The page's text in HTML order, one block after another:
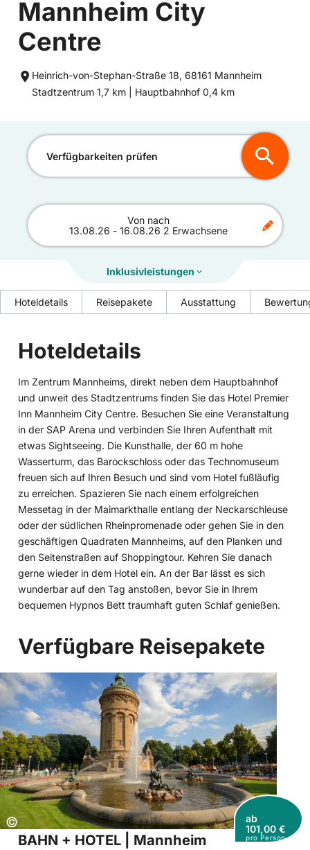
Mannheim City
Centre
Heinrich-von-Stephan-Straße 18, 68161 Mannheim
Entfernung
Stadtzentrum 1,7 km | Entfernung
Hauptbahnhof 0,4 km
Verfügbarkeiten prüfen
Von nach
13.08.26 - 16.08.26 2 Erwachsene
Inklusivleistungen
Hoteldetails Reisepakete Ausstattung
Hoteldetails
Im Zentrum Mannheims, direkt neben dem Hauptbahnhof
und unweit des Stadtzentrums finden Sie das Hotel Premier
Inn Mannheim City Centre. Besuchen Sie eine Veranstaltung
in der SAP Arena und verbinden Sie Ihren Aufenthalt mit
etwas Sightseeing. Die Kunsthalle, der 60 m hohe
Wasserturm, das Barockschloss oder das Technomuseum
freuen sich auf Ihren Besuch und sind vom Hotel fußläufig
zu erreichen. Spazieren Sie nach einem erfolgreichen
Messetag in der Maimarkthalle entlang der Neckarschleuse
oder der südlichen Rheinpromenade oder gehen Sie in den
geschäftigen Quadraten Mannheims, auf den Planken und
den Seitenstraßen auf Shoppingtour. Kehren Sie danach
gerne wieder in dem Hotel ein. An der Bar lässt es sich
wunderbar auf den Tag anstoßen, bevor Sie in Ihrem
bequemen Hypnos Bett traumhaft guten Schlaf genießen.
Verfügbare Reisepakete
Copyright:
©
ab
101,00 €
pro Person
BAHN + HOTEL | Mannheim